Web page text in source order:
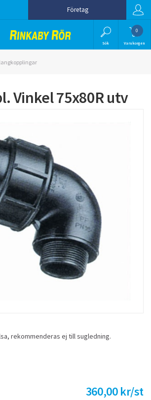
Företag
Sök
0
Varukorgen
Vinkel 75x80R utv
rekommenderas ej till sugledning.
360,00 kr/st